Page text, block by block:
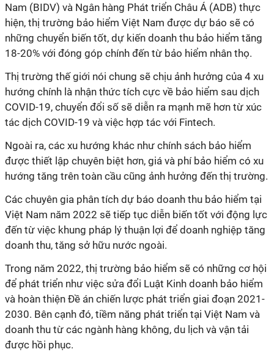
Nam (BIDV) và Ngân hàng Phát triển Châu Á (ADB) thực
hiện, thị trường bảo hiểm Việt Nam được dự báo sẽ có
những chuyển biến tốt, dự kiến doanh thu bảo hiểm tăng
18-20% với đóng góp chính đến từ bảo hiểm nhân thọ.
Thị trường thế giới nói chung sẽ chịu ảnh hưởng của 4 xu
hướng chính là nhận thức tích cực về bảo hiểm sau dịch
COVID-19, chuyển đổi số sẽ diễn ra mạnh mẽ hơn từ xúc
tác dịch COVID-19 và việc hợp tác với Fintech.
Ngoài ra, các xu hướng khác như chính sách bảo hiểm
được thiết lập chuyên biệt hơn, giá và phí bảo hiểm có xu
hướng tăng trên toàn cầu cũng ảnh hưởng đến thị trường.
Các chuyên gia phân tích dự báo doanh thu bảo hiểm tại
Việt Nam năm 2022 sẽ tiếp tục diễn biến tốt với động lực
đến từ việc khung pháp lý thuận lợi để doanh nghiệp tăng
doanh thu, tăng sở hữu nước ngoài.
Trong năm 2022, thị trường bảo hiểm sẽ có những cơ hội
để phát triển như việc sửa đổi Luật Kinh doanh bảo hiểm
và hoàn thiện Đề án chiến lược phát triển giai đoạn 2021-
2030. Bên cạnh đó, tiềm năng phát triển tại Việt Nam và
doanh thu từ các ngành hàng không, du lịch và vận tải
được hồi phục.